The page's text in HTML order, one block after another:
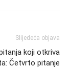
Slijedeća objava
koji otkriva
Četvrto pitanje